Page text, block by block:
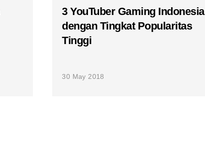
3 YouTuber Gaming Indonesia
dengan Tingkat Popularitas
Tinggi
30 May 2018